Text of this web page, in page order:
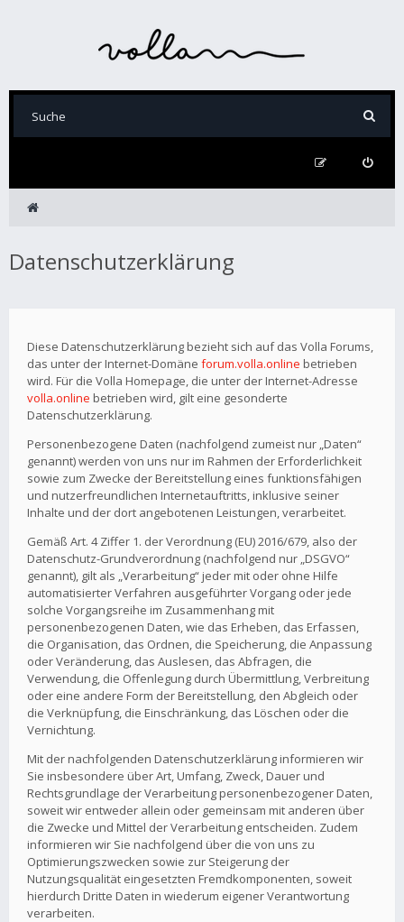
Datenschutzerklärung
Diese Datenschutzerklärung bezieht sich auf das Volla Forums,
das unter der Internet-Domäne forum.volla.online betrieben
wird. Für die Volla Homepage, die unter der Internet-Adresse
volla.online betrieben wird, gilt eine gesonderte
Datenschutzerklärung.
Personenbezogene Daten (nachfolgend zumeist nur „Daten“
genannt) werden von uns nur im Rahmen der Erforderlichkeit
sowie zum Zwecke der Bereitstellung eines funktionsfähigen
und nutzerfreundlichen Internetauftritts, inklusive seiner
Inhalte und der dort angebotenen Leistungen, verarbeitet.
Gemäß Art. 4 Ziffer 1. der Verordnung (EU) 2016/679, also der
Datenschutz-Grundverordnung (nachfolgend nur „DSGVO“
genannt), gilt als „Verarbeitung“ jeder mit oder ohne Hilfe
automatisierter Verfahren ausgeführter Vorgang oder jede
solche Vorgangsreihe im Zusammenhang mit
personenbezogenen Daten, wie das Erheben, das Erfassen,
die Organisation, das Ordnen, die Speicherung, die Anpassung
oder Veränderung, das Auslesen, das Abfragen, die
Verwendung, die Offenlegung durch Übermittlung, Verbreitung
oder eine andere Form der Bereitstellung, den Abgleich oder
die Verknüpfung, die Einschränkung, das Löschen oder die
Vernichtung.
Mit der nachfolgenden Datenschutzerklärung informieren wir
Sie insbesondere über Art, Umfang, Zweck, Dauer und
Rechtsgrundlage der Verarbeitung personenbezogener Daten,
soweit wir entweder allein oder gemeinsam mit anderen über
die Zwecke und Mittel der Verarbeitung entscheiden. Zudem
informieren wir Sie nachfolgend über die von uns zu
Optimierungszwecken sowie zur Steigerung der
Nutzungsqualität eingesetzten Fremdkomponenten, soweit
hierdurch Dritte Daten in wiederum eigener Verantwortung
verarbeiten.